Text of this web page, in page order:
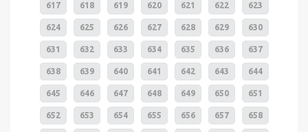
617 618 619 620 621 622 623
624 625 626 627 628 629 630
631 632 633 634 635 636 637
638 639 640 641 642 643 644
645 646 647 648 649 650 651
652 653 654 655 656 657 658